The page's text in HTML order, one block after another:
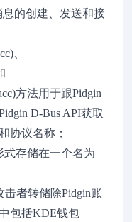
息的创建、发送和接
、
方法用于跟Pidgin
D-Bus API获取
协议名称；
式存储在一个名为
击者转储除Pidgin账
包括KDE钱包